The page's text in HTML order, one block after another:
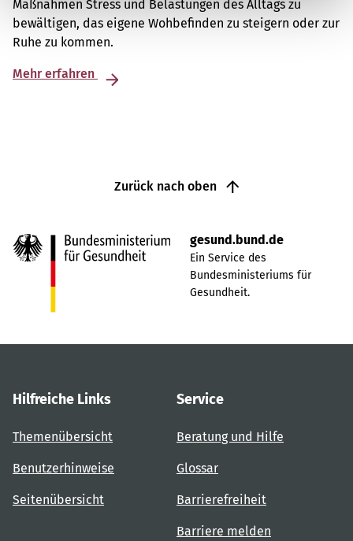
Maßnahmen Stress und Belastungen des Alltags zu
bewältigen, das eigene Wohbefinden zu steigern oder zur
Ruhe zu kommen.
Mehr erfahren
Zurück nach oben
gesund.bund.de
Ein Service des
Bundesministeriums für
Gesundheit.
Hilfreiche Links
Themenübersicht
Benutzerhinweise
Seitenübersicht
Service
Beratung und Hilfe
Glossar
Barrierefreiheit
Barriere melden